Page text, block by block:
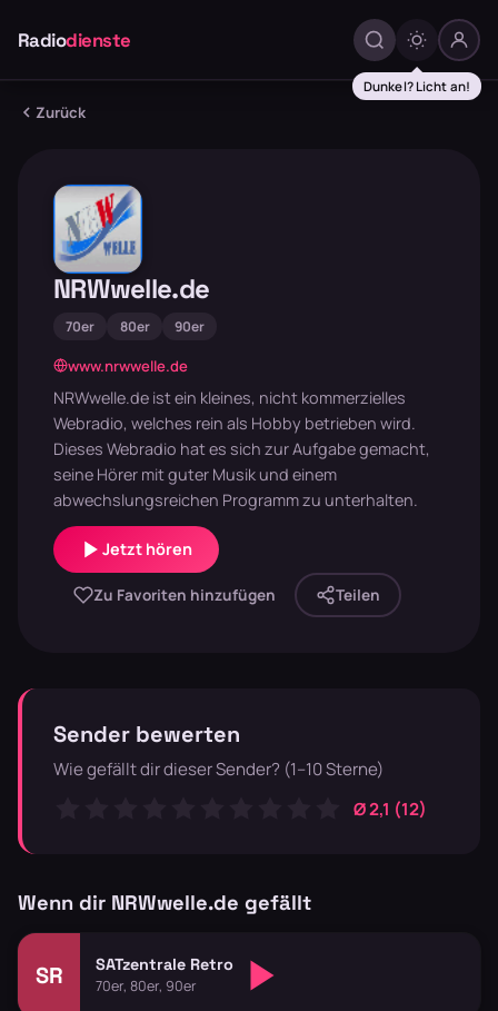
Radiodienste
Dunkel? Licht an!
Zurück
NRWwelle.de
70er 80er 90er
www.nrwwelle.de
NRWwelle.de ist ein kleines, nicht kommerzielles
Webradio, welches rein als Hobby betrieben wird.
Dieses Webradio hat es sich zur Aufgabe gemacht,
seine Hörer mit guter Musik und einem
abwechslungsreichen Programm zu unterhalten.
Jetzt hören
Zu Favoriten hinzufügen Teilen
Sender bewerten
Wie gefällt dir dieser Sender? (1–10 Sterne)
Ø 2,1 (12)
Wenn dir NRWwelle.de gefällt
SR SATzentrale Retro
70er, 80er, 90er